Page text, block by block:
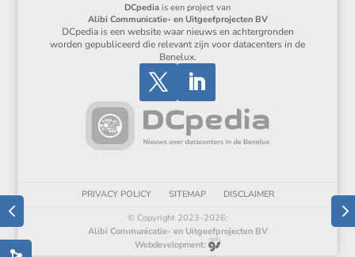
DCpedia is een project van
Alibi Communicatie- en Uitgeefprojecten BV
DCpedia is een website waar nieuws en achtergronden
worden gepubliceerd die relevant zijn voor datacenters in de
Benelux.
PRIVACY POLICY SITEMAP
DISCLAIMER
© Copyright 2023-2026:
Alibi Communicatie- en Uitgeefprojecten BV
Webdevelopment: